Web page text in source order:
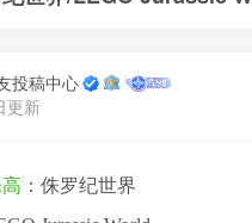
投稿中心
更新
：侏罗纪世界